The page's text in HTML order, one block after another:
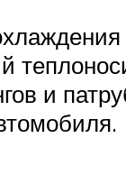
и